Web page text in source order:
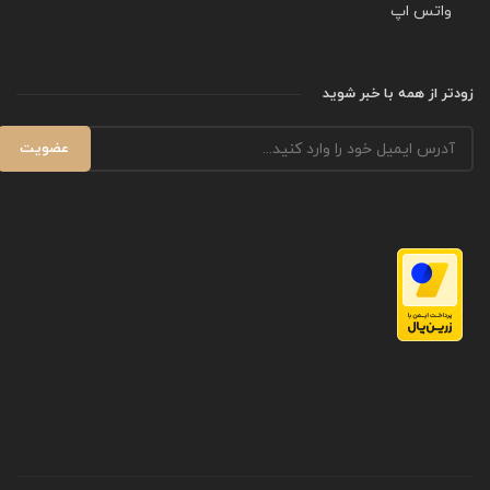
واتس اپ
زودتر از همه با خبر شوید